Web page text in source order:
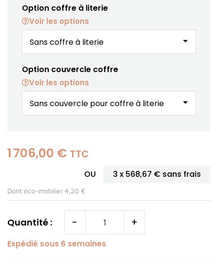
Option coffre à literie
Voir les options
arrow_drop_down
Option couvercle coffre
Voir les options
arrow_drop_down
1 706,00 € TTC
OU 3 x 568,67 € sans frais
Dont éco-mobilier 4,20 €
Quantité : - +
Expédié sous 6 semaines